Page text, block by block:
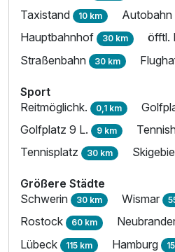
Taxistand 10 km Autobahn
Hauptbahnhof 30 km öfftl.
Straßenbahn 30 km
Sport
Reitmöglichk. 0,1 km
Golfplatz 9 L. 9 km
Tennisplatz 30 km
Größere Städte
Schwerin 30 km Wismar
Rostock 60 km
Lübeck 115 km Hamburg